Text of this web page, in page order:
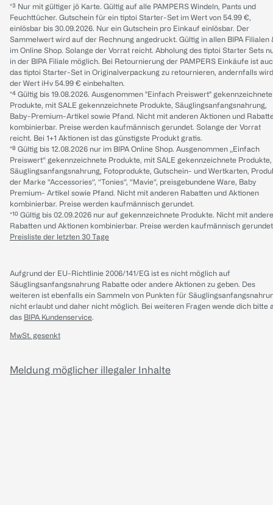
*³ Nur mit gültiger jö Karte. Gültig auf alle PAMPERS Windeln, Pants und
Feuchttücher. Gutschein für ein tiptoi Starter-Set im Wert von 54.99 €,
einlösbar bis 30.09.2026. Nur ein Gutschein pro Einkauf einlösbar. Der
Sammelwert wird auf der Rechnung angedruckt. Gültig in allen BIPA Filialen
im Online Shop. Solange der Vorrat reicht. Abholung des tiptoi Starter Sets
in der BIPA Filiale möglich. Bei Retournierung der PAMPERS Einkäufe ist
das tiptoi Starter-Set in Originalverpackung zu retournieren, andernfalls wird
der Wert iHv 54.99 € einbehalten.
*⁴ Gültig bis 19.08.2026. Ausgenommen "Einfach Preiswert" gekennzeichnete
Produkte, mit SALE gekennzeichnete Produkte, Säuglingsanfangsnahrung,
Baby-Premium-Artikel sowie Pfand. Nicht mit anderen Aktionen und
kombinierbar. Preise werden kaufmännisch gerundet. Solange der Vorrat
reicht. Bei 1+1 Aktionen ist das günstigste Produkt gratis.
*⁸ Gültig bis 12.08.2026 nur im BIPA Online Shop. Ausgenommen „Einfach
Preiswert“ gekennzeichnete Produkte, mit SALE gekennzeichnete Produkte,
Säuglingsanfangsnahrung, Fotoprodukte, Gutschein- und Wertkarten,
der Marke “Accessories“, “Tonies“, “Mavie“, preisgebundene Ware, Baby
Premium- Artikel sowie Pfand. Nicht mit anderen Rabatten und Aktionen
kombinierbar. Preise werden kaufmännisch gerundet.
*¹⁰ Gültig bis 02.09.2026 nur auf gekennzeichnete Produkte. Nicht mit
Rabatten und Aktionen kombinierbar. Preise werden kaufmännisch
Preisliste der letzten 30 Tage
Aufgrund der EU-Richtlinie 2006/141/EG ist es nicht möglich auf
Säuglingsanfangsnahrung Rabatte oder andere Aktionen zu geben. Des
weiteren ist ebenfalls ein Sammeln von Punkten für
nicht erlaubt und daher nicht möglich. Bei weiteren Fragen wende dich bitte
das BIPA Kundenservice.
MwSt. gesenkt
Meldung möglicher illegaler Inhalte